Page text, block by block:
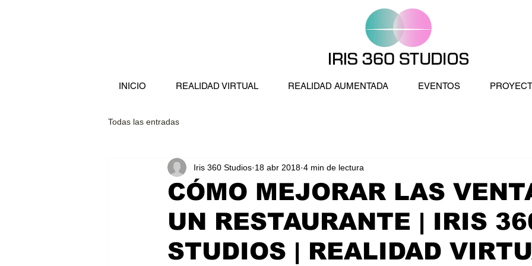
INICIO REALIDAD VIRTUAL REALIDAD AUMENTADA EVENTOS
Todas las entradas
CÓMO MEJORAR LAS
UN RESTAURANTE | IRIS
STUDIOS | REALIDAD
Iris 360 Studios 18 abr 2018 4 min de lectura